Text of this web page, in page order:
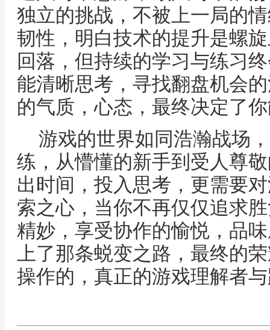
独立的挑战，不被上一局的
韧性，明白技术的提升是螺
回落，但持续的学习与练习
能清晰思考，寻找翻盘机会
的气质，心态，最终决定了
游戏的世界如同浩瀚战场
练，从懵懂的新手到受人尊
出时间，投入思考，更需要
索之心，当你不再仅仅追求
精妙，享受协作的愉悦，品
上了那条蜕变之路，最终的
操作的，真正的游戏理解者